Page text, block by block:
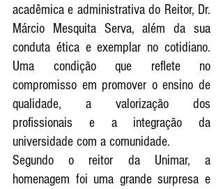
acadêmica e administrativa do Reitor, Dr.
Márcio Mesquita Serva, além da sua
conduta ética e exemplar no cotidiano.
Uma condição que reflete no
compromisso em promover o ensino de
qualidade, a valorização dos
profissionais e a integração da
universidade com a comunidade.
Segundo o reitor da Unimar, a
homenagem foi uma grande surpresa e